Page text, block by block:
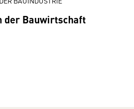
der Bauwirtschaft